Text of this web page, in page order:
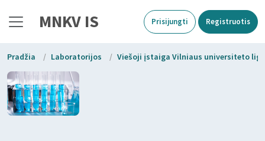
MNKV IS Prisijungti Registruotis
Pradžia / Laboratorijos / Viešoji įstaiga Vilniaus universiteto